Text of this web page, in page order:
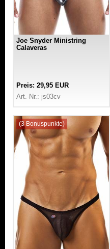
Joe Snyder Ministring
Calaveras
Preis: 29,95 EUR
Art.-Nr.: js03cv
(3 Bonuspunkte)